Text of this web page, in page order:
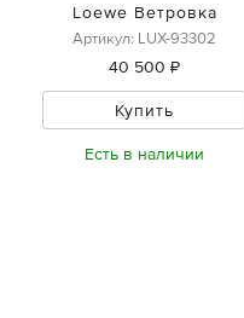
Loewe Ветровка
Артикул: LUX-93302
40 500 ₽
Купить
Есть в наличии